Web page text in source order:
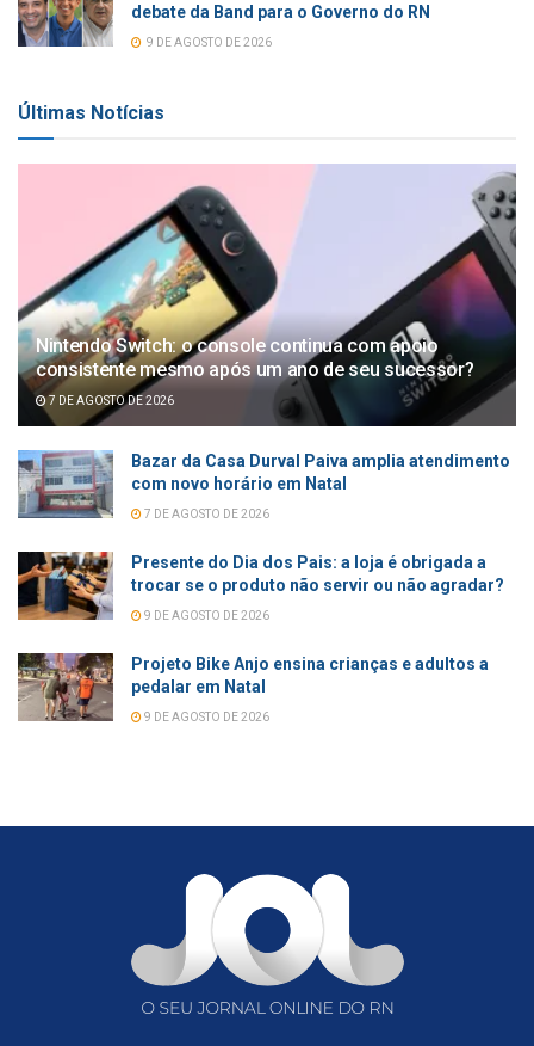
debate da Band para o Governo do RN
9 DE AGOSTO DE 2026
Últimas Notícias
Nintendo Switch: o console continua com apoio
consistente mesmo após um ano de seu sucessor?
7 DE AGOSTO DE 2026
Bazar da Casa Durval Paiva amplia atendimento
com novo horário em Natal
7 DE AGOSTO DE 2026
Presente do Dia dos Pais: a loja é obrigada a
trocar se o produto não servir ou não agradar?
9 DE AGOSTO DE 2026
Projeto Bike Anjo ensina crianças e adultos a
pedalar em Natal
9 DE AGOSTO DE 2026